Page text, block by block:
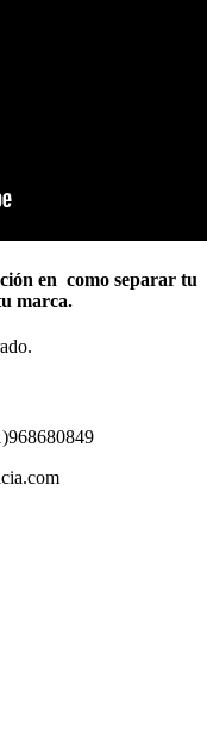
en como separar tu
marca.